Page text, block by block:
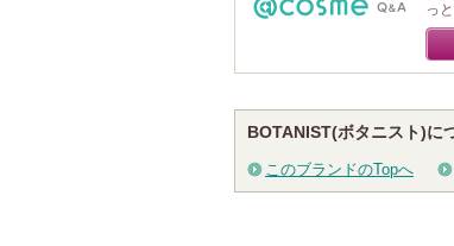
っ
BOTANIST(ボタニスト)に
このブランドのTopへ